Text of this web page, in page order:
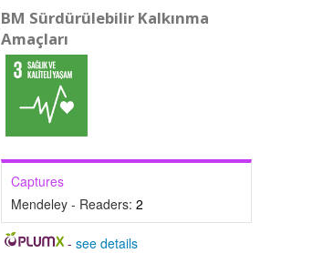
BM Sürdürülebilir Kalkınma
Amaçları
Captures
Mendeley - Readers: 2
-see details